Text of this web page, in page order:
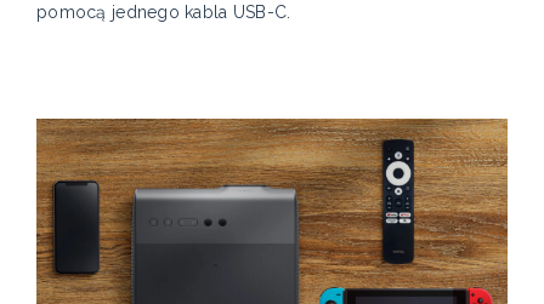
pomocą jednego kabla USB-C.